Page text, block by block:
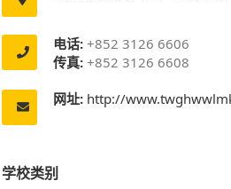
电话: +852 3126 6606
传真: +852 3126 6608
网址: http://
学校类别